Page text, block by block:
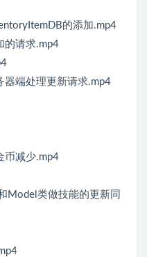
的添加.mp4
的请求.mp4
器端处理更新请求.mp4
币减少.mp4
Model类做技能的更新同